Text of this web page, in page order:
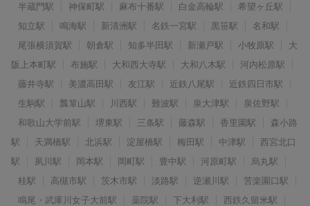
半蔵門駅
神保町駅 麻布十番駅 白金高輪駅
希望ヶ丘駅
知立駅
鳴海駅 新清洲駅 名鉄一宮駅 黒笹駅
名和駅
尾張横須賀駅
朝倉駅 知多半田駅 新瀬戸駅 小牧原駅
大
阪上本町駅
布施駅 大和西大寺駅 大和八木駅
河内松原駅
藤井寺駅
美濃高田駅 友江駅 近鉄八尾駅
近鉄四日市駅
生駒駅
瓢箪山駅 川西駅 難波駅 泉大津駅
泉佐野駅
和歌山大学前駅
堺東駅 三条駅 藤森駅 香里園駅
森小路
駅
天満橋駅 北浜駅 淀屋橋駅 梅田駅 中津駅
西宮北口
駅
夙川駅 岡本駅 岡町駅 豊中駅 河原町駅
烏丸駅
桂駅
高槻市駅 茨木市駅 淡路駅 逆瀬川駅
苦楽園口駅
鳴尾・武庫川女子大前駅
薬院駅 下大利駅
西鉄久留米駅